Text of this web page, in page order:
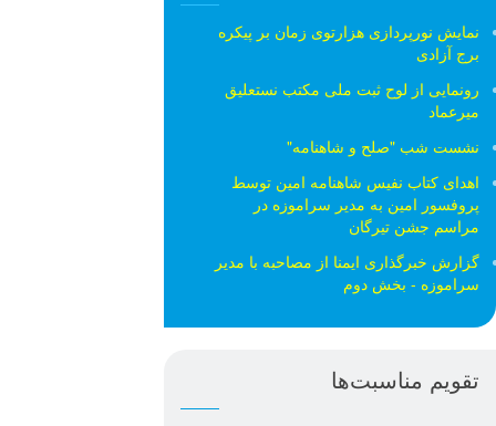
نمایش نورپردازی هزارتوی زمان بر پیکره
برج آزادی
رونمایی از لوح ثبت ملی مكتب نستعلیق
میرعماد
نشست شب "صلح و شاهنامه"
اهدای کتاب نفیس شاهنامه امین توسط
پروفسور امین به مدیر سراموزه در
مراسم جشن تیرگان
گزارش خبرگذاری ایمنا از مصاحبه با مدیر
سراموزه - بخش دوم
تقویم مناسبت‌ها